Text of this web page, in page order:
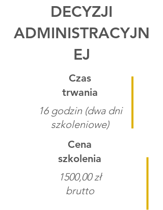
DECYZJI
ADMINISTRACYJN
EJ
Czas
trwania
16 godzin (dwa dni
szkoleniowe)
Cena
szkolenia
1500,00 zł
brutto